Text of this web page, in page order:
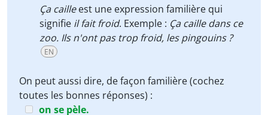
Ça cailleest une expression familière qui
signifie il fait froid. Exemple : Ça caille dans ce
zoo. Ils n'ont pas trop froid, les pingouins ?
EN
On peut aussi dire, de façon familière (cochez
toutes les bonnes réponses) :
on se pèle.